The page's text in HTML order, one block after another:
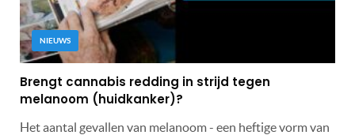
NIEUWS
Brengt cannabis redding in strijd tegen
melanoom (huidkanker)?
Het aantal gevallen van melanoom - een heftige vorm van